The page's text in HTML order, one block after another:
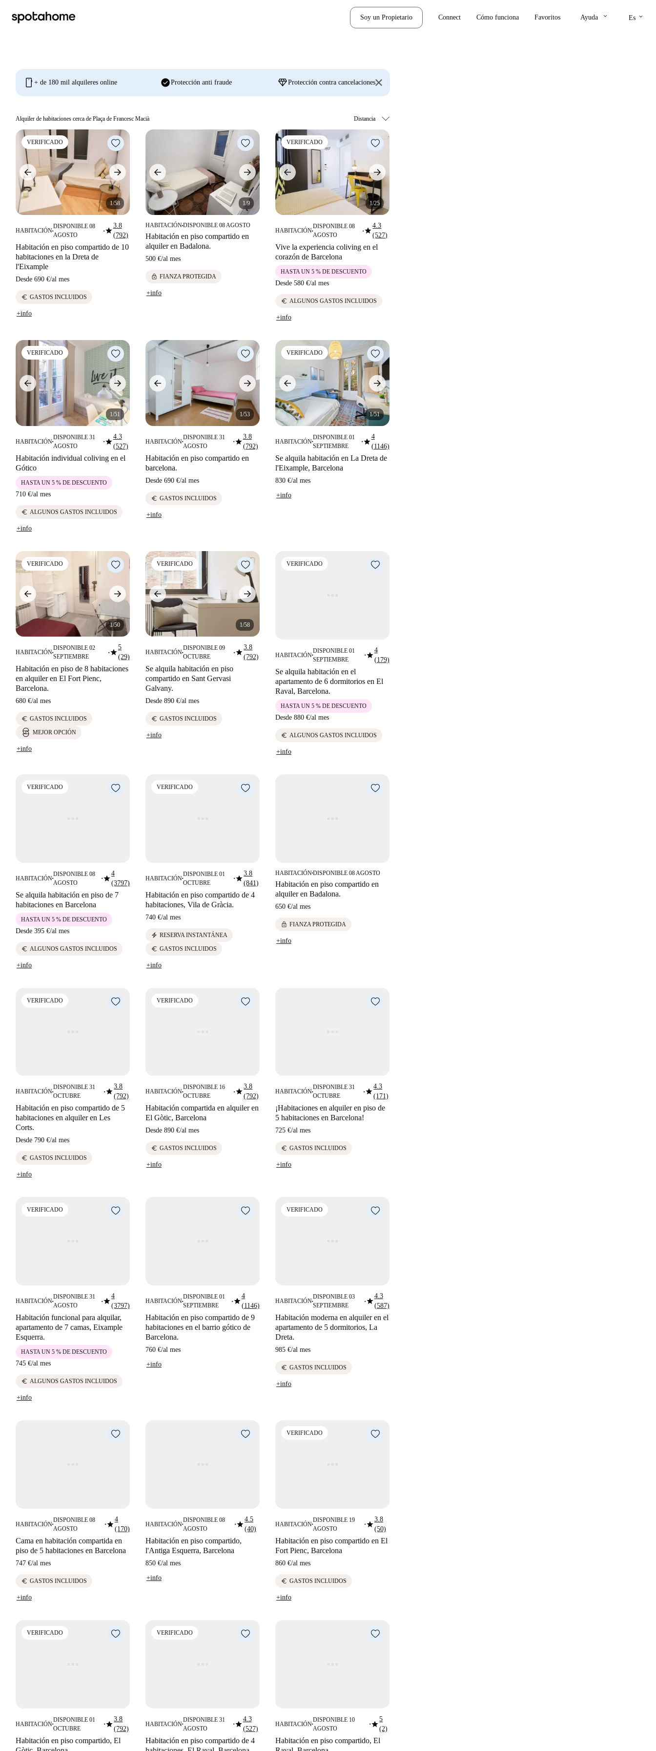
Soy un Propietario Connect Cómo funciona Favoritos Ayuda keyboard_arrow_down Es keyboard_arrow_down
mobile + de 180 mil alquileres online check_circleProtección anti fraude diamondProtección contra cancelaciones
Alquiler de habitaciones cerca de Plaça de Francesc Macià
VERIFICADO
1/58
HABITACIÓN■
DISPONIBLE 08
AGOSTO
■star3.8
(792)
Habitación en piso compartido de 10
habitaciones en la Dreta de
l'Eixample
Desde 690 €/al mes
euro GASTOS INCLUIDOS
+info
1/9
HABITACIÓN■DISPONIBLE 08 AGOSTO
Habitación en piso compartido en
alquiler en Badalona.
500 €/al mes
lock FIANZA PROTEGIDA
+info
VERIFICADO
1/25
HABITACIÓN■
DISPONIBLE 08
AGOSTO
■star4.3
(527)
Vive la experiencia coliving en el
corazón de Barcelona
Desde 580 €/al mes
HASTA UN 5 % DE DESCUENTO
euro ALGUNOS GASTOS INCLUIDOS
+info
VERIFICADO
1/51
HABITACIÓN■
DISPONIBLE 31
AGOSTO
■star4.3
(527)
Habitación individual coliving en el
Gótico
710 €/al mes
HASTA UN 5 % DE DESCUENTO
euro ALGUNOS GASTOS INCLUIDOS
+info
1/53
HABITACIÓN■
DISPONIBLE 31
AGOSTO
■star3.8
(792)
Habitación en piso compartido en
barcelona.
Desde 690 €/al mes
euro GASTOS INCLUIDOS
+info
VERIFICADO
1/51
HABITACIÓN■
DISPONIBLE 01
SEPTIEMBRE
■star4
(1146)
Se alquila habitación en La Dreta de
l'Eixample, Barcelona
830 €/al mes
+info
VERIFICADO
1/50
HABITACIÓN■
DISPONIBLE 02
SEPTIEMBRE
■star5
(29)
Habitación en piso de 8 habitaciones
en alquiler en El Fort Pienc,
Barcelona.
680 €/al mes
euro GASTOS INCLUIDOS
MEJOR OPCIÓN
+info
VERIFICADO
1/58
HABITACIÓN■
DISPONIBLE 09
OCTUBRE
■star3.8
(792)
Se alquila habitación en piso
compartido en Sant Gervasi
Galvany.
Desde 890 €/al mes
euro GASTOS INCLUIDOS
+info
VERIFICADO
HABITACIÓN■
DISPONIBLE 01
SEPTIEMBRE
■star4
(179)
Se alquila habitación en el
apartamento de 6 dormitorios en El
Raval, Barcelona.
Desde 880 €/al mes
HASTA UN 5 % DE DESCUENTO
euro ALGUNOS GASTOS INCLUIDOS
+info
VERIFICADO
HABITACIÓN■
DISPONIBLE 08
AGOSTO
■star4
(3797)
Se alquila habitación en piso de 7
habitaciones en Barcelona
Desde 395 €/al mes
HASTA UN 5 % DE DESCUENTO
euro ALGUNOS GASTOS INCLUIDOS
+info
VERIFICADO
HABITACIÓN■
DISPONIBLE 01
OCTUBRE
■star3.8
(841)
Habitación en piso compartido de 4
habitaciones, Vila de Gràcia.
740 €/al mes
electric_bolt RESERVA INSTANTÁNEA
euro GASTOS INCLUIDOS
+info
HABITACIÓN■DISPONIBLE 08 AGOSTO
Habitación en piso compartido en
alquiler en Badalona.
650 €/al mes
lock FIANZA PROTEGIDA
+info
VERIFICADO
HABITACIÓN■
DISPONIBLE 31
OCTUBRE
■star3.8
(792)
Habitación en piso compartido de 5
habitaciones en alquiler en Les
Corts.
Desde 790 €/al mes
euro GASTOS INCLUIDOS
+info
VERIFICADO
HABITACIÓN■
DISPONIBLE 16
OCTUBRE
■star3.8
(792)
Habitación compartida en alquiler en
El Gòtic, Barcelona
Desde 890 €/al mes
euro GASTOS INCLUIDOS
+info
HABITACIÓN■
DISPONIBLE 31
OCTUBRE
■star4.3
(171)
¡Habitaciones en alquiler en piso de
5 habitaciones en Barcelona!
725 €/al mes
euro GASTOS INCLUIDOS
+info
VERIFICADO
HABITACIÓN■
DISPONIBLE 31
AGOSTO
■star4
(3797)
Habitación funcional para alquilar,
apartamento de 7 camas, Eixample
Esquerra.
745 €/al mes
HASTA UN 5 % DE DESCUENTO
euro ALGUNOS GASTOS INCLUIDOS
+info
HABITACIÓN■
DISPONIBLE 01
SEPTIEMBRE
■star4
(1146)
Habitación en piso compartido de 9
habitaciones en el barrio gótico de
Barcelona.
760 €/al mes
+info
VERIFICADO
HABITACIÓN■
DISPONIBLE 03
SEPTIEMBRE
■star4.3
(587)
Habitación moderna en alquiler en el
apartamento de 5 dormitorios, La
Dreta.
985 €/al mes
euro GASTOS INCLUIDOS
+info
HABITACIÓN■
DISPONIBLE 08
AGOSTO
■star4
(170)
Cama en habitación compartida en
piso de 5 habitaciones en Barcelona
747 €/al mes
euro GASTOS INCLUIDOS
+info
HABITACIÓN■
DISPONIBLE 08
AGOSTO
■star4.5
(40)
Habitación en piso compartido,
l'Antiga Esquerra, Barcelona
850 €/al mes
+info
VERIFICADO
HABITACIÓN■
DISPONIBLE 19
AGOSTO
■star3.8
(50)
Habitación en piso compartido en El
Fort Pienc, Barcelona
860 €/al mes
euro GASTOS INCLUIDOS
+info
VERIFICADO
HABITACIÓN■
DISPONIBLE 01
OCTUBRE
■star3.8
(792)
Habitación en piso compartido, El
VERIFICADO
HABITACIÓN■
DISPONIBLE 31
AGOSTO
■star4.3
(527)
Habitación en piso compartido de 4
HABITACIÓN■
DISPONIBLE 10
AGOSTO
■star5
(2)
Habitación en piso compartido, El